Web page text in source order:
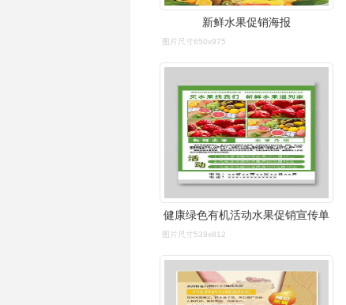
新鲜水果促销海报
图片尺寸650x975
健康绿色有机活动水果促销宣传单
图片尺寸539x812